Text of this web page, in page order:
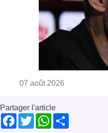
07 août 2026
Partager l'article
Facebook
TwitterWhatsApp